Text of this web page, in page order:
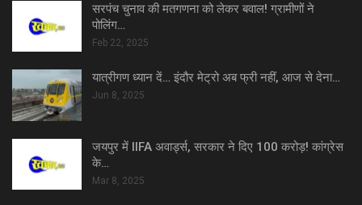
सरपंच चुनाव की मतगणना को लेकर बवाल! ग्रामीणों ने
पोलिंग…
Feb 22, 2025
यात्रीगण ध्यान दें… इंदौर मेट्रो अब फ्री नहीं, आज से देना…
Jun 8, 2025
जयपुर में IIFA अवार्ड्स, सरकार ने दिए 100 करोड़! कांग्रेस
के…
Mar 8, 2025